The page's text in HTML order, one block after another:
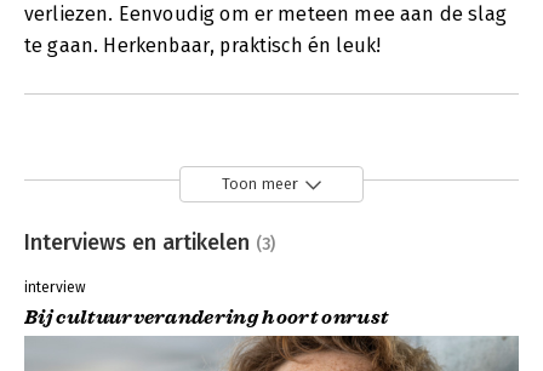
verliezen. Eenvoudig om er meteen mee aan de slag
te gaan. Herkenbaar, praktisch én leuk!
Toon meer
Interviews en artikelen (3)
interview
Bij cultuurverandering hoort onrust